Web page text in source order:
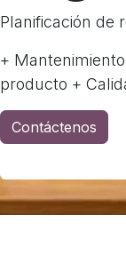
Planificación de
+
producto +
Contáctenos